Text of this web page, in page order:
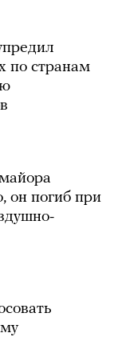
по странам
он погиб при